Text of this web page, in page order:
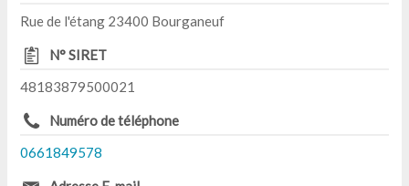
Rue de l'étang 23400 Bourganeuf
N° SIRET
48183879500021
Numéro de téléphone
0661849578